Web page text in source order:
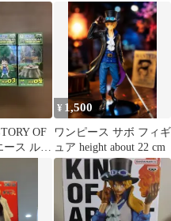
ス・サボ・ルフィ
OF
ース ルフ
¥ 1,500
ワンピース サボ フィギ
ュア height about 22 cm